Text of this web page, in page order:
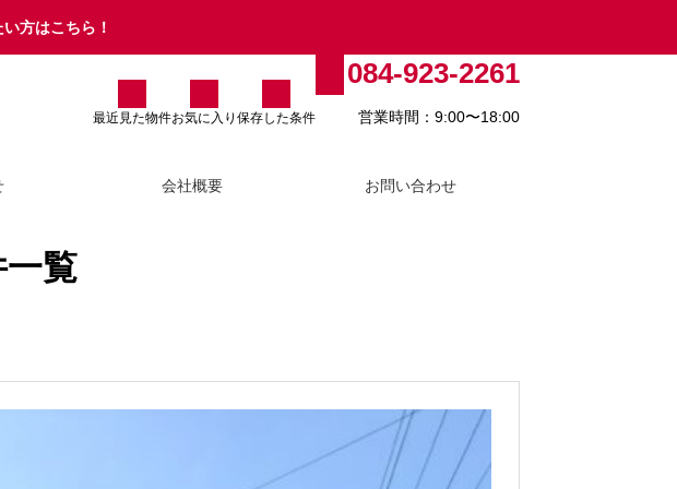
方はこちら！
最近見た物件お気に入り保存した条件
084-923-2261
営業時間：9:00〜18:00
会社概要 お問い合わせ
メリッ
覧